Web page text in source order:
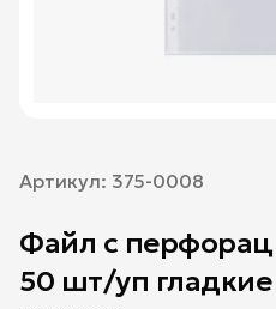
Артикул: 375-0008
Файл с
50 шт/уп